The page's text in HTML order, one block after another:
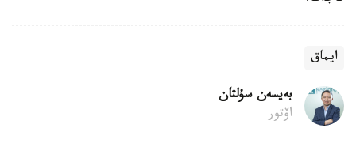
ايماق
بەيسەن سۇلتان
اۆتور